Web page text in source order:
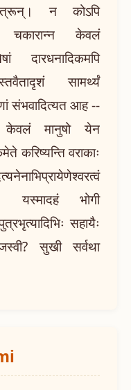
शत्रून्। न कोऽपि
चकारान्न केवलं
सामर्थ्यं
संभवादित्यत आह --
केवलं मानुषो येन
करिष्यन्ति वराकाः
यस्मादहं भोगी
सहायैः
सुखी सर्वथा